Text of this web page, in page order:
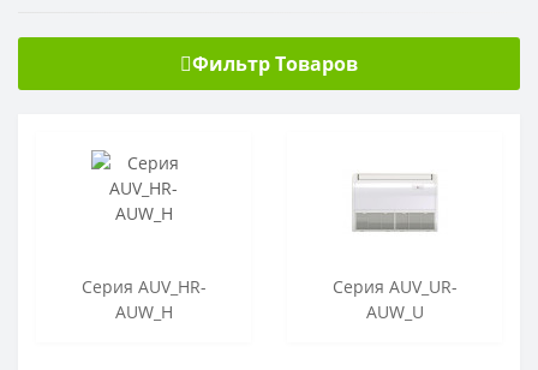
Фильтр Товаров
Серия AUV_HR-
AUW_H
Серия AUV_UR-
AUW_U